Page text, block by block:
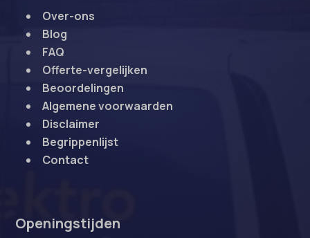
Over-ons
Blog
FAQ
Offerte-vergelijken
Beoordelingen
Algemene voorwaarden
Disclaimer
Begrippenlijst
Contact
Openingstijden